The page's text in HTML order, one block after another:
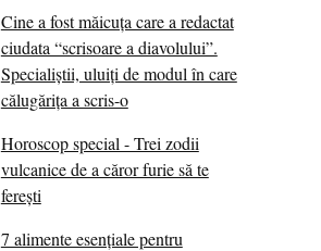
Cine a fost măicuţa care a redactat
ciudata “scrisoare a diavolului”.
Specialiştii, uluiţi de modul în care
călugărița a scris-o
Horoscop special - Trei zodii
vulcanice de a căror furie să te
ferești
7 alimente esenţiale pentru